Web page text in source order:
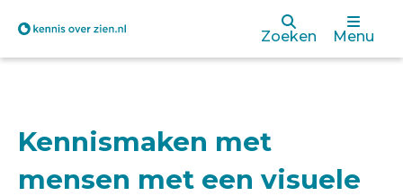
Overslaan
inhoud
gaan
Zoeken Menu
Kennismaken met
mensen met een visuele